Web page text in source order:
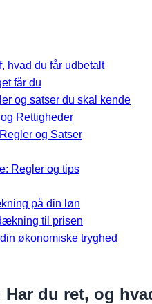
hvad du får udbetalt
får du
og satser du skal kende
Rettigheder
og Satser
Regler og tips
på din løn
til prisen
økonomiske tryghed
Har du ret, og